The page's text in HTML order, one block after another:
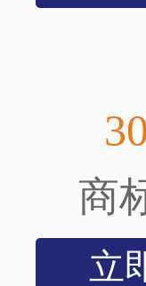
商
立